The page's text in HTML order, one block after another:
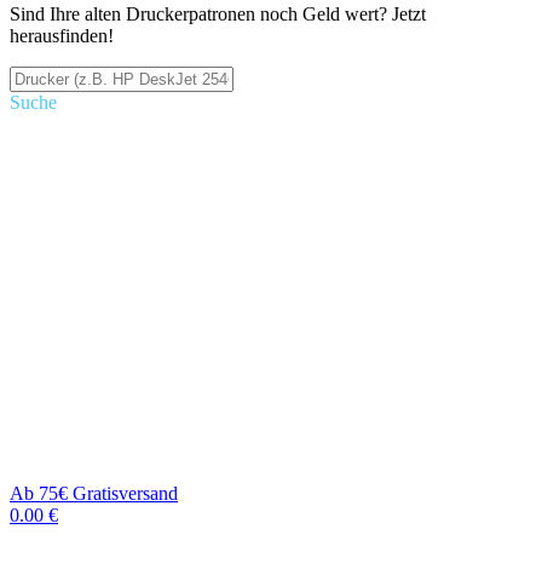
Sind Ihre alten Druckerpatronen noch Geld wert? Jetzt
herausfinden!
Suche
Ab 75€ Gratisversand
0.00 €